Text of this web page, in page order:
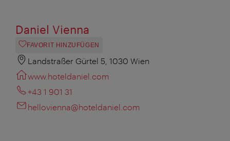
Daniel Vienna
FAVORIT HINZUFÜGEN
Landstraßer Gürtel 5, 1030 Wien
www.hoteldaniel.com
+43 1 901 31
hellovienna@hoteldaniel.com